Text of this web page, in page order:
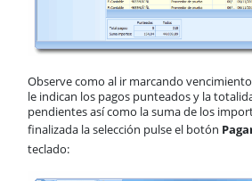
Observe como al ir marcando
le indican los pagos punteados y la
pendientes así como la suma de los
finalizada la selección pulse el botón
teclado: